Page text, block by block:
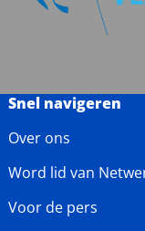
Snel navigeren
Over ons
Word lid van
Voor de pers